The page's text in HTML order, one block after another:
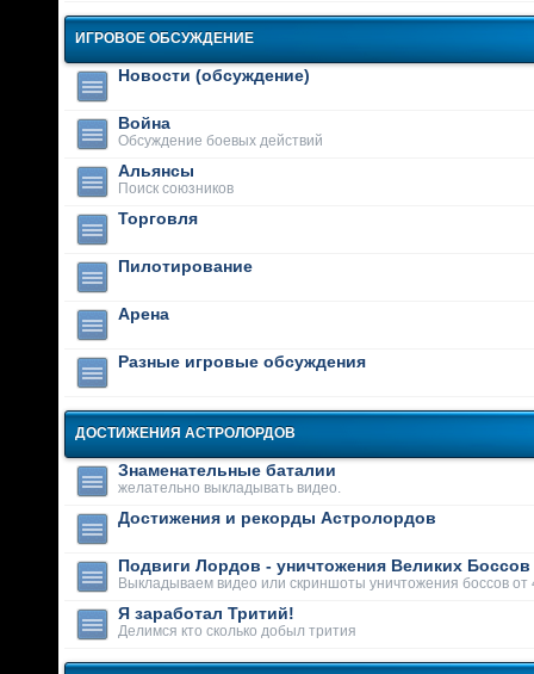
ИГРОВОЕ ОБСУЖДЕНИЕ
Новости (обсуждение)
Война
Обсуждение боевых действий
Альянсы
Поиск союзников
Торговля
Пилотирование
Арена
Разные игровые обсуждения
ДОСТИЖЕНИЯ АСТРОЛОРДОВ
Знаменательные баталии
желательно выкладывать видео.
Достижения и рекорды Астролордов
Подвиги Лордов - уничтожения Великих Боссов
Выкладываем видео или скриншоты уничтожения боссов от
Я заработал Тритий!
Делимся кто сколько добыл трития